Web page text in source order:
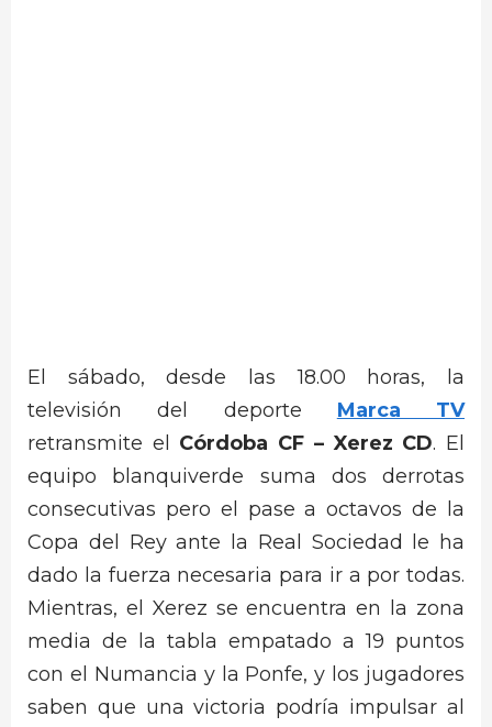
El sábado, desde las 18.00 horas, la
televisión del deporte Marca TV
retransmite el Córdoba CF – Xerez CD. El
equipo blanquiverde suma dos derrotas
consecutivas pero el pase a octavos de la
Copa del Rey ante la Real Sociedad le ha
dado la fuerza necesaria para ir a por todas.
Mientras, el Xerez se encuentra en la zona
media de la tabla empatado a 19 puntos
con el Numancia y la Ponfe, y los jugadores
saben que una victoria podría impulsar al